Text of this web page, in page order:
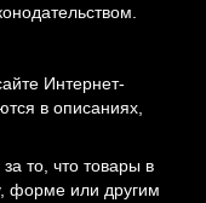
Интернет-
в описаниях,
то, что товары в
форме или другим